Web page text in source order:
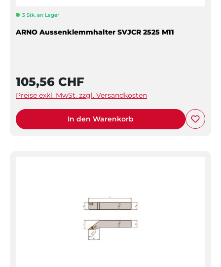
3 Stk. an Lager
ARNO Aussenklemmhalter SVJCR 2525 M11
105,56 CHF
Preise exkl. MwSt. zzgl. Versandkosten
In den Warenkorb